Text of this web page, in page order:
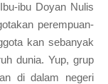
ibu Doyan Nulis
perempuan-
kan sebanyak
dunia. Yup, grup
di dalam negeri